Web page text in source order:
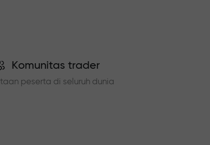
Komunitas trader
peserta di seluruh dunia